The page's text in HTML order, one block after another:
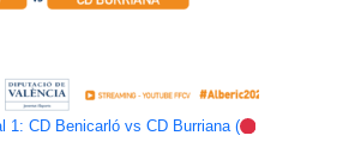
1: CD Benicarló vs CD Burriana (